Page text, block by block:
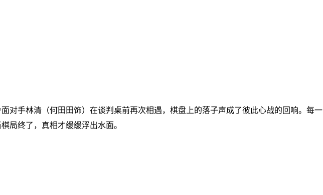
对手林清（何田田饰）在谈判桌前再次相遇，棋盘上的落子声成了彼此心战的回响。每一
局终了，真相才缓缓浮出水面。